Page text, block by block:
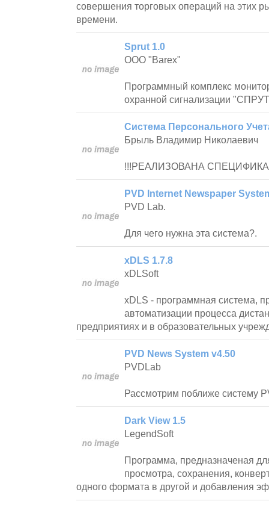
совершения торговых операций на этих
времени.
Sprut 1.0
OOO "Barex"
Программный комплекс
охранной сигнализации
Система Персонального
Брыль Владимир Николаевич
!!!РЕАЛИЗОВАНА СПЕЦИФИКА
PVD Internet Newspaper
PVD Lab.
Для чего нужна эта система?.
xDLS 1.7.8
xDLSoft
xDLS - программная система,
автоматизации процесса
предприятиях и в образовательных
PVD News System v4.50
PVDLab
Рассмотрим поближе систему
Dark View 1.5
LegendSoft
Программа, предназначеная
просмотра, сохранения,
одного формата в другой и добавления